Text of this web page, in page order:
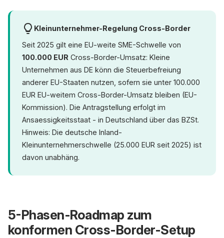
Kleinunternehmer-Regelung Cross-Border
Seit 2025 gilt eine EU-weite SME-Schwelle von
100.000 EUR Cross-Border-Umsatz: Kleine
Unternehmen aus DE könn die Steuerbefreiung
anderer EU-Staaten nutzen, sofern sie unter 100.000
EUR EU-weitem Cross-Border-Umsatz bleiben (EU-
Kommission). Die Antragstellung erfolgt im
Ansaessigkeitsstaat - in Deutschland über das BZSt.
Hinweis: Die deutsche Inland-
Kleinunternehmerschwelle (25.000 EUR seit 2025) ist
davon unabhäng.
5-Phasen-Roadmap zum
konformen Cross-Border-Setup